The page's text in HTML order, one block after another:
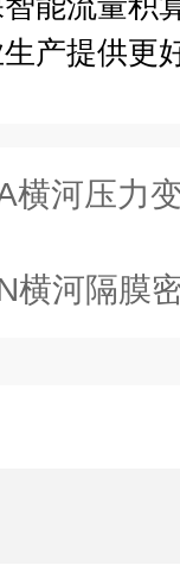
产提供更
横河压力
横河隔膜